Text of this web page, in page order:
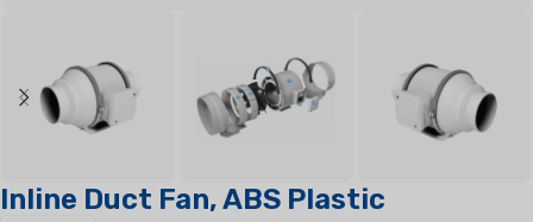
Inline Duct Fan, ABS Plastic